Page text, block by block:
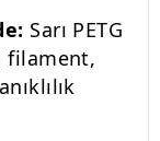
Sarı PETG
filament,